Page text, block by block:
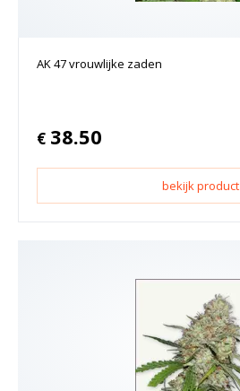
AK 47 vrouwlijke zaden
€ 38.50
bekijk product